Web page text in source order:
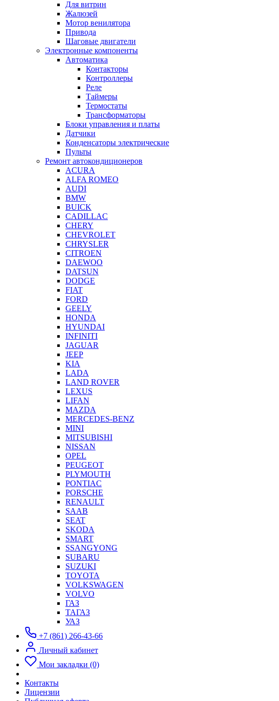
Для витрин
Жалюзей
Мотор венилятора
Привода
Шаговые двигатели
Электронные компоненты
Автоматика
Контакторы
Контроллеры
Реле
Таймеры
Термостаты
Трансформаторы
Блоки управления и платы
Датчики
Конденсаторы электрические
Пульты
Ремонт автокондиционеров
ACURA
ALFA ROMEO
AUDI
BMW
BUICK
CADILLAC
CHERY
CHEVROLET
CHRYSLER
CITROEN
DAEWOO
DATSUN
DODGE
FIAT
FORD
GEELY
HONDA
HYUNDAI
INFINITI
JAGUAR
JEEP
KIA
LADA
LAND ROVER
LEXUS
LIFAN
MAZDA
MERCEDES-BENZ
MINI
MITSUBISHI
NISSAN
OPEL
PEUGEOT
PLYMOUTH
PONTIAC
PORSCHE
RENAULT
SAAB
SEAT
SKODA
SMART
SSANGYONG
SUBARU
SUZUKI
TOYOTA
VOLKSWAGEN
VOLVO
ГАЗ
ТАГАЗ
УАЗ
+7 (861) 266-43-66
Личный кабинет
Мои закладки (0)
Контакты
Лицензии